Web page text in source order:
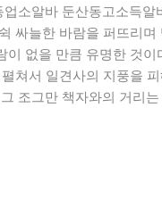
소알바 둔산동고소득
싸늘한 바람을 퍼뜨리
이 없을 만큼 유명한 것
쳐서 일견사의 지풍을
조그만 책자와의 거리